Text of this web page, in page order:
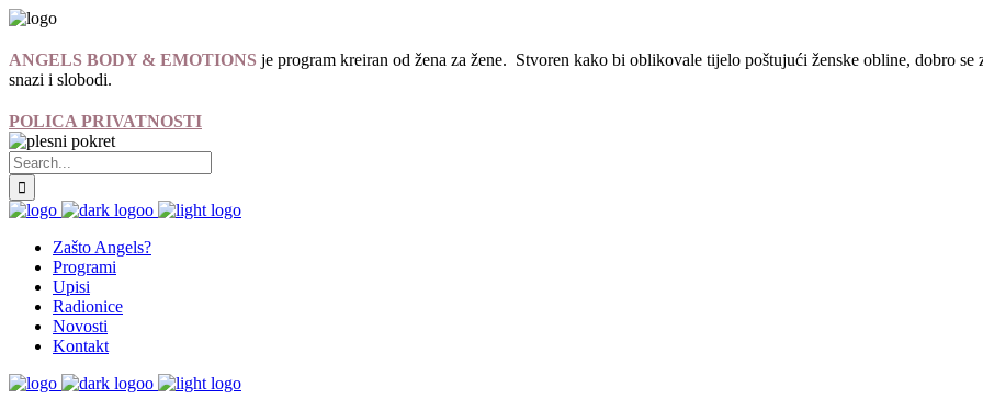
ANGELS BODY & EMOTIONS je program kreiran od žena za žene. Stvoren kako bi oblikovale tijelo poštujući ženske obline, dobro
snazi i slobodi.
POLICA PRIVATNOSTI
Zašto Angels?
Programi
Upisi
Radionice
Novosti
Kontakt